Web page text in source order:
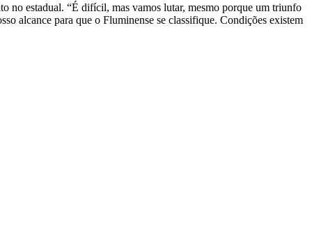
no estadual. “É difícil, mas vamos lutar, mesmo porque um triunfo
alcance para que o Fluminense se classifique. Condições existem